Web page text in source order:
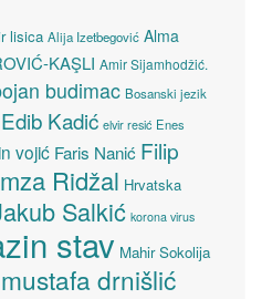
lisica Alija Izetbegović Alma
KAŞLI Amir Sijamhodžić.
budimac Bosanski jezik
Edib Kadić elvir resić Enes
vojić Faris Nanić Filip
Ridžal Hrvatska
Salkić korona virus
stav Mahir Sokolija
mustafa drnišlić